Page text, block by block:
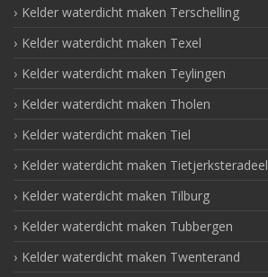
Kelder waterdicht maken Terschelling
Kelder waterdicht maken Texel
Kelder waterdicht maken Teylingen
Kelder waterdicht maken Tholen
Kelder waterdicht maken Tiel
Kelder waterdicht maken Tietjerksteradeel
Kelder waterdicht maken Tilburg
Kelder waterdicht maken Tubbergen
Kelder waterdicht maken Twenterand